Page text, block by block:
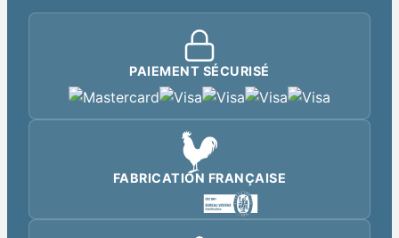
PAIEMENT SÉCURISÉ
FABRICATION FRANÇAISE